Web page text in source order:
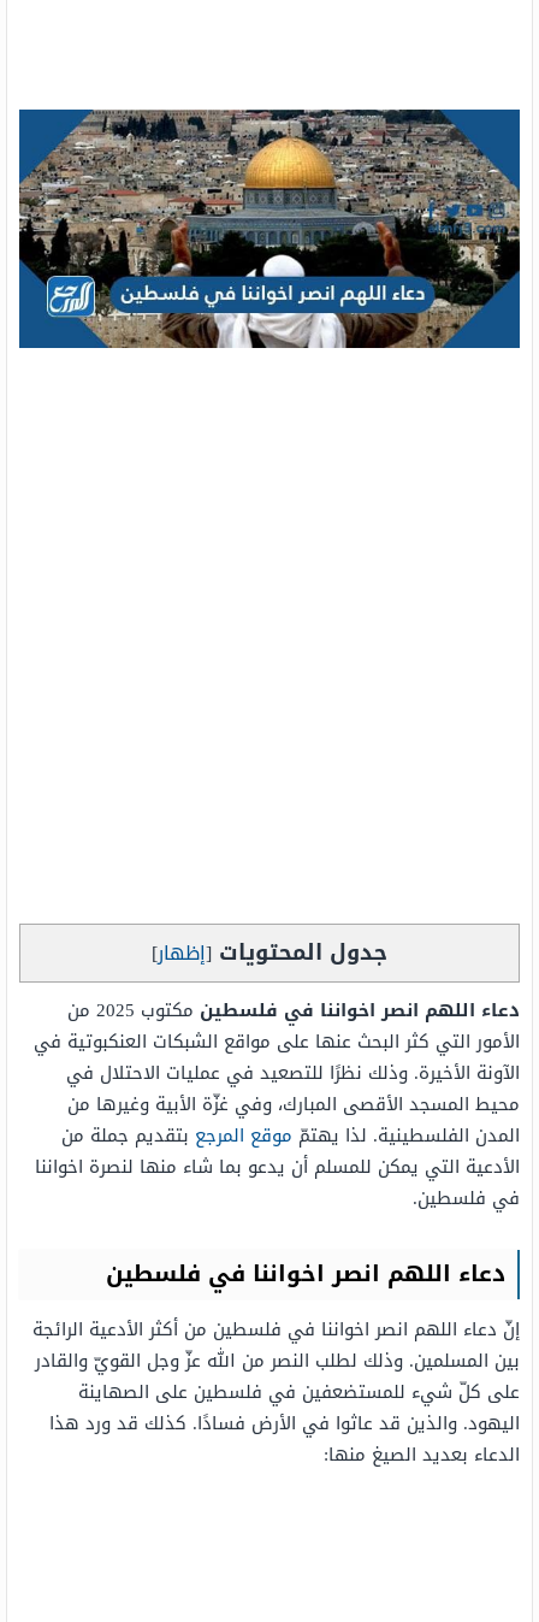
جدول المحتويات [إظهار]
دعاء اللهم انصر اخواننا في فلسطين
مكتوب 2025 من
الأمور التي كثر البحث عنها على مواقع الشبكات العنكبوتية في
الآونة الأخيرة. وذلك نظرًا للتصعيد في عمليات الاحتلال في
محيط المسجد الأقصى المبارك، وفي غزّة الأبية وغيرها من
المدن الفلسطينية. لذا يهتمّ موقع المرجع بتقديم جملة من
الأدعية التي يمكن للمسلم أن يدعو بما شاء منها لنصرة اخواننا
في فلسطين.
دعاء اللهم انصر اخواننا في فلسطين
إنّ دعاء اللهم انصر اخواننا في فلسطين من أكثر الأدعية الرائجة
بين المسلمين. وذلك لطلب النصر من الله عزّ وجل القويّ والقادر
على كلّ شيء للمستضعفين في فلسطين على الصهاينة
اليهود. والذين قد عاثوا في الأرض فسادًا. كذلك قد ورد هذا
الدعاء بعديد الصيغ منها: